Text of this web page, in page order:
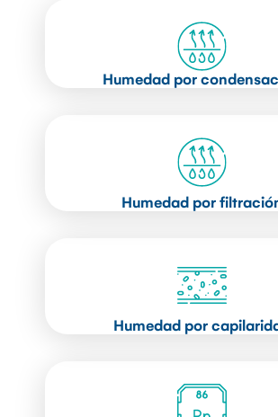
Humedad por
Humedad por
Humedad por